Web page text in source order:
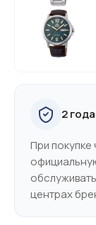
2
При покупке
центрах